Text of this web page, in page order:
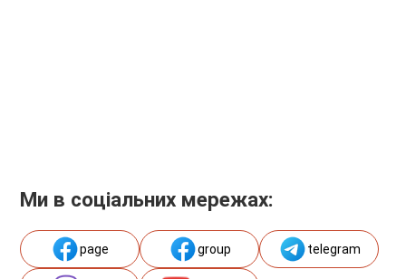
Ми в соціальних мережах:
page group telegram